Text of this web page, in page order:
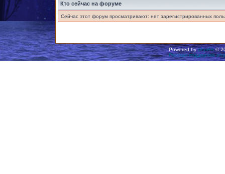
Кто сейчас на форуме
Сейчас этот форум просматривают: нет зарегистрированных
Powered byphpBB©
Русская поддержка